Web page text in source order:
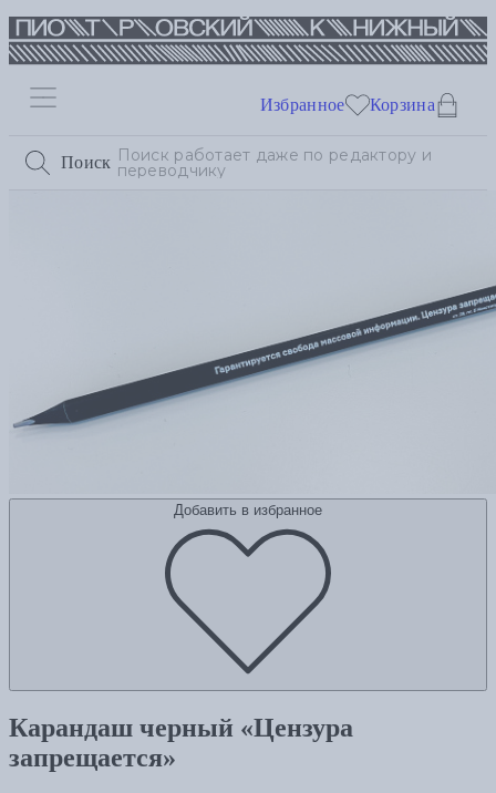
Поиск
Избранное Корзина
Добавить в избранное
Карандаш черный «Цензура
запрещается»